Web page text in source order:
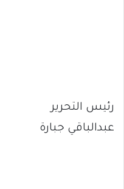
رئيس التحرير
عبدالباقي جبارة